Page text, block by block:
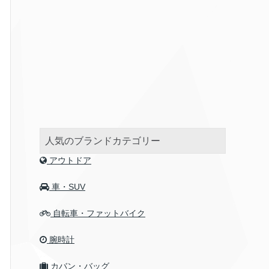
人気のブランドカテゴリー
アウトドア
車・SUV
自転車・ファットバイク
腕時計
カバン・バッグ